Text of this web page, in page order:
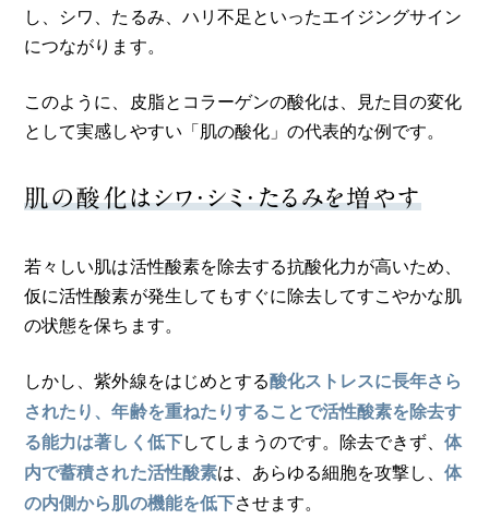
し、シワ、たるみ、ハリ不足といったエイジングサイン
につながります。
このように、皮脂とコラーゲンの酸化は、見た目の変化
として実感しやすい「肌の酸化」の代表的な例です。
肌の酸化はシワ・シミ・たるみを増やす
若々しい肌は活性酸素を除去する抗酸化力が高いため、
仮に活性酸素が発生してもすぐに除去してすこやかな肌
の状態を保ちます。
しかし、紫外線をはじめとする酸化ストレスに長年さら
されたり、年齢を重ねたりすることで活性酸素を除去す
る能力は著しく低下してしまうのです。除去できず、 体
内で蓄積された活性酸素は、あらゆる細胞を攻撃し、 体
の内側から肌の機能を低下させます。